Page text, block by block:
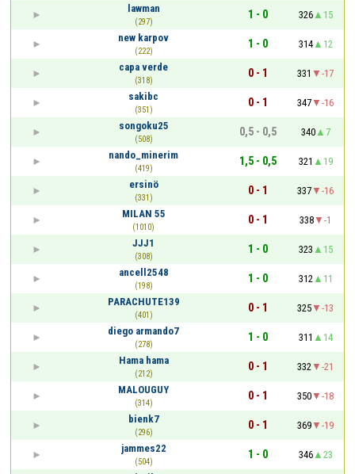
lawman
(297)
1 - 0 326
15
new karpov
(222)
1 - 0 314
12
capa verde
(318)
0 - 1 331
-17
sakibc
(351)
0 - 1 347
-16
songoku25
(508)
0,5 - 0,5 340
7
nando_minerim
(419)
1,5 - 0,5 321
19
ersinö
(331)
0 - 1 337
-16
MILAN 55
(1010)
0 - 1 338
-1
JJJ1
(308)
1 - 0 323
15
ancell2548
(198)
1 - 0 312
11
PARACHUTE139
(401)
0 - 1 325
-13
diego armando7
(278)
1 - 0 311
14
Hama hama
(212)
0 - 1 332
-21
MALOUGUY
(314)
0 - 1 350
-18
bienk7
(296)
0 - 1 369
-19
jammes22
(504)
1 - 0 346
23